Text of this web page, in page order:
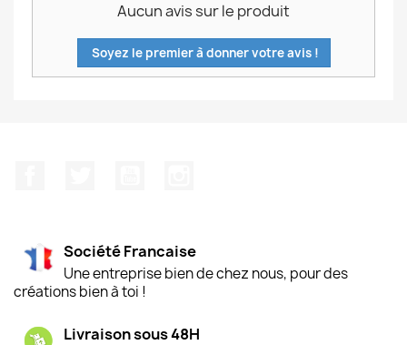
Aucun avis sur le produit
Soyez le premier à donner votre avis !
Société Francaise
Une entreprise bien de chez nous, pour des
créations bien à toi !
Livraison sous 48H